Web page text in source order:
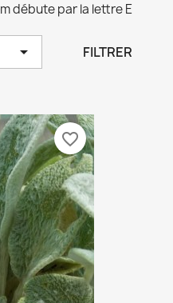
débute par la lettre E
 FILTRER
favorite_border